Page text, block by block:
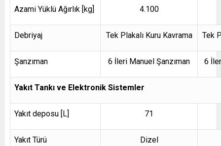
Azami Yüklü Ağırlık [kg] 4.100
Debriyaj Tek Plakalı Kuru Kavrama Tek
Şanzıman 6 İleri Manuel Şanzıman 6
Yakıt Tankı ve Elektronik Sistemler
Yakıt deposu [L] 71
Yakıt Türü Dizel